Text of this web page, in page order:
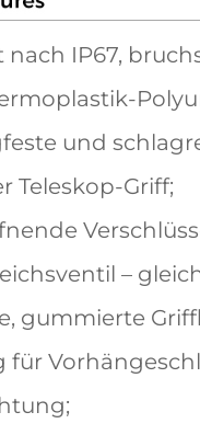
nach IP67,
und
Teleskop-Griff;
–
gummierte
für